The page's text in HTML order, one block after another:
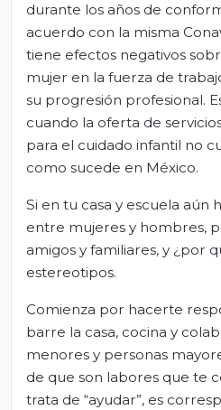
durante los años de
acuerdo con la misma
tiene efectos negativos
mujer en la fuerza de
su progresión profesional.
cuando la oferta de
para el cuidado infantil no
como sucede en México.
Si en tu casa y escuela aún
entre mujeres y hombres,
amigos y familiares, y ¿por
estereotipos.
Comienza por hacerte
barre la casa, cocina y
menores y personas
de que son labores que te
trata de “ayudar”, es